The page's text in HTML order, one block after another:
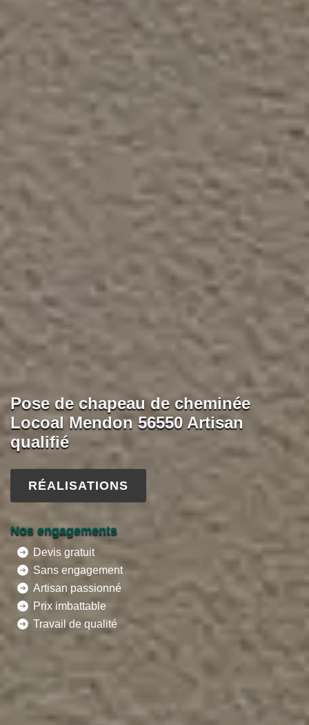
Pose de chapeau de cheminée
Locoal Mendon 56550 Artisan
qualifié
RÉALISATIONS
Nos engagements
Devis gratuit
Sans engagement
Artisan passionné
Prix imbattable
Travail de qualité